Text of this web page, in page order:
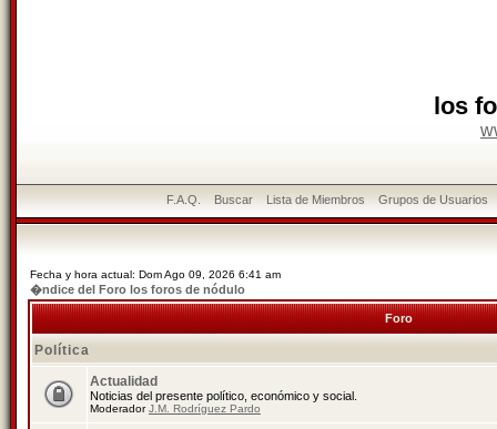
los
F.A.Q. Buscar Lista de Miembros Grupos de Usuarios
Fecha y hora actual: Dom Ago 09, 2026 6:41 am
�ndice del Foro los foros de nódulo
Foro
Política
Actualidad
Noticias del presente político, económico y social.
ModeradorJ.M. Rodríguez Pardo